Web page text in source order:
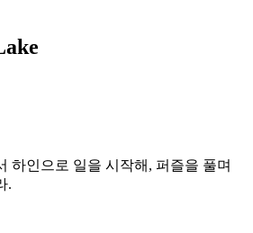
하인으로 일을 시작해, 퍼즐을 풀며
.